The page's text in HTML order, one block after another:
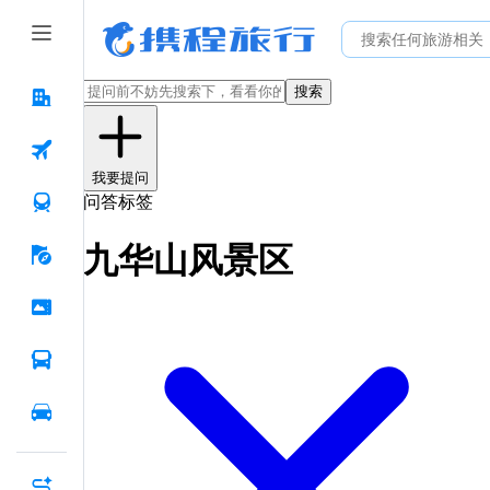
搜索
我要提问
问答标签
九华山风景区